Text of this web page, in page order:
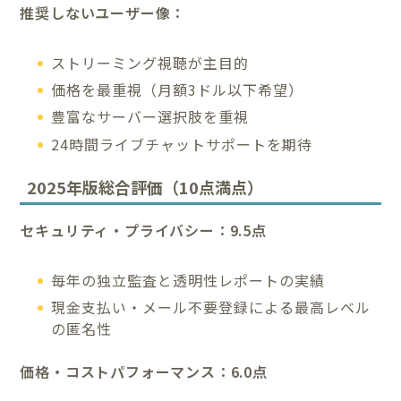
推奨しないユーザー像：
ストリーミング視聴が主目的
価格を最重視（月額3ドル以下希望）
豊富なサーバー選択肢を重視
24時間ライブチャットサポートを期待
2025年版総合評価（10点満点）
セキュリティ・プライバシー：9.5点
毎年の独立監査と透明性レポートの実績
現金支払い・メール不要登録による最高レベル
の匿名性
価格・コストパフォーマンス：6.0点